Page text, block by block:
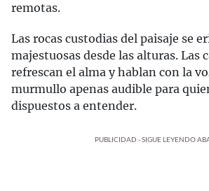
remotas.
Las rocas custodias del paisaje se
majestuosas desde las alturas. Las
refrescan el alma y hablan con la
murmullo apenas audible para
dispuestos a entender.
PUBLICIDAD - SIGUE LEYENDO